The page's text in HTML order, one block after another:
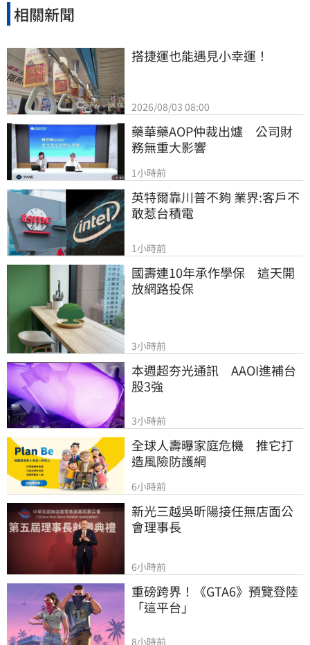
相關新聞
搭捷運也能遇見小幸運！
2026/08/03 08:00
藥華藥AOP仲裁出爐　公司財
務無重大影響
1小時前
英特爾靠川普不夠 業界:客戶不
敢惹台積電
1小時前
國壽連10年承作學保　這天開
放網路投保
3小時前
本週超夯光通訊　AAOI進補台
股3強
3小時前
全球人壽曝家庭危機　推它打
造風險防護網
6小時前
新光三越吳昕陽接任無店面公
會理事長
6小時前
重磅跨界！《GTA6》預覽登陸
「這平台」
8小時前